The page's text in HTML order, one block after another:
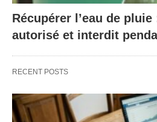
Récupérer l’eau de
autorisé et interdit
RECENT POSTS